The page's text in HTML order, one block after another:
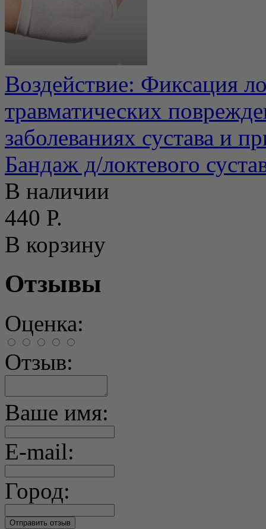
Воздействие: Фиксация
травматических
заболеваниях сустава и
Бандаж д/локтевого
В наличии
440 Р.
В корзину
Отзывы
Оценка:
Отзыв:
Ваше имя:
E-mail:
Город: